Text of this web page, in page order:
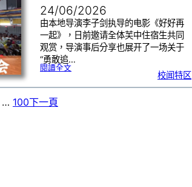
国
友
谊
24/06/2026
由本地导演李子剑执导的电影《好好再
一起》，日前邀请全体芙中住宿生共同
观赏，导演事后分享也展开了一场关于
“勇敢追…
閱讀全文:工
界
校闻特区
… 100下一頁